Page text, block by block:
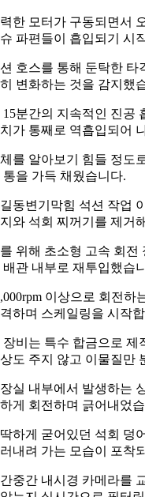
한 모터가 구동되면서
파편들이 흡입되기 시
호스를 통해 둔탁한 타
변화하는 것을 감지했
15분간의 지속적인 진공
가 통째로 역흡입되어
를 알아보기 힘들 정도
통을 가득 채웠습니다.
동변기막힘 석션 작업
와 석회 찌꺼기를 제거
위해 초소형 고속 회전
배관 내부로 재투입했습
이상으로 회전하
하며 스케일링을 시작
장비는 특수 합금으로 제
도 주지 않고 이물질만
실 내부에서 발생하는
게 회전하며 긁어내었
하게 굳어있던 석회 덩
내려 가는 모습이 포착
중간 내시경 카메라를